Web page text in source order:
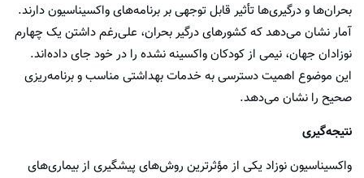
بحران‌ها و درگیری‌ها تأثیر قابل توجهی بر برنامه‌های واکسیناسیون دارند.
آمار نشان می‌دهد که کشورهای درگیر بحران، علی‌رغم داشتن یک چهارم
نوزادان جهان، نیمی از کودکان واکسینه نشده را در خود جای داده‌اند.
این موضوع اهمیت دسترسی به خدمات بهداشتی مناسب و برنامه‌ریزی
صحیح را نشان می‌دهد.
نتیجه‌گیری
واکسیناسیون نوزاد یکی از مؤثرترین روش‌های پیشگیری از بیماری‌های